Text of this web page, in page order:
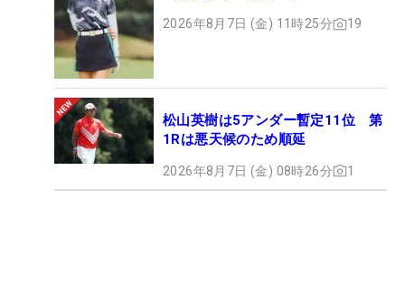
2026年8月7日 (金) 11時25分 19
松山英樹は5アンダー暫定11位 第
1Rは悪天候のため順延
2026年8月7日 (金) 08時26分 1